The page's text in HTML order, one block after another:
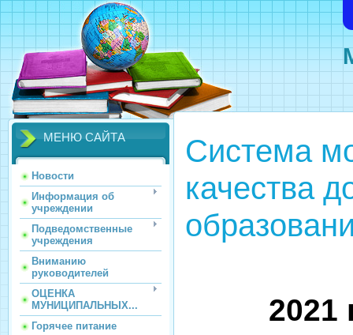
МЕНЮ САЙТА
Новости
Информация об
учреждении
Подведомственные
учреждения
Вниманию
руководителей
ОЦЕНКА
МУНИЦИПАЛЬНЫХ...
Горячее питание
Система
качества